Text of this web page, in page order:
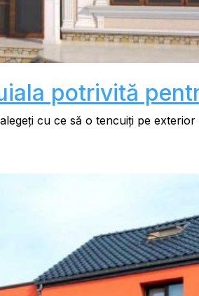
potrivită
cu ce să o tencuiți pe exterior